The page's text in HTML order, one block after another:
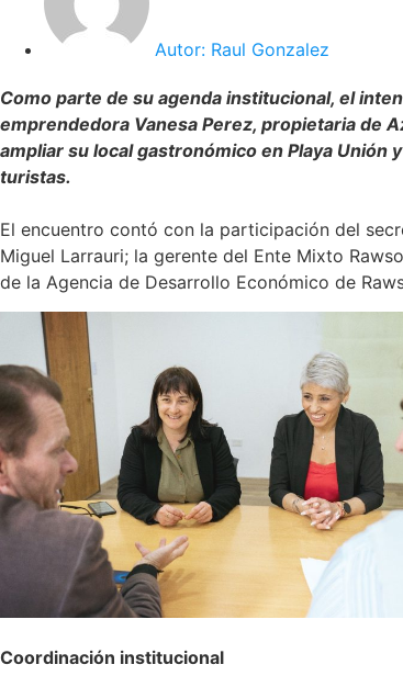
Autor: Raul Gonzalez
Como parte de su agenda institucional, el
emprendedora Vanesa Perez, propietaria de
ampliar su local gastronómico en Playa Unión
turistas.
El encuentro contó con la participación del
Miguel Larrauri; la gerente del Ente Mixto
de la Agencia de Desarrollo Económico de
Coordinación institucional